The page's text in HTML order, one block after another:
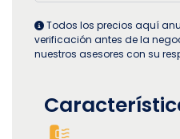
Todos los precios aquí
verificación antes de la
nuestros asesores con su